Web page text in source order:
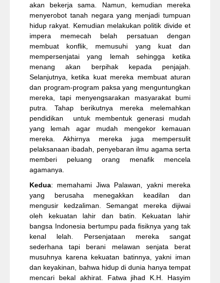
akan bekerja sama. Namun, kemudian mereka
menyerobot tanah negara yang menjadi tumpuan
hidup rakyat. Kemudian melakukan politik divide et
impera memecah belah persatuan dengan
membuat konflik, memusuhi yang kuat dan
mempersenjatai yang lemah sehingga ketika
menang akan berpihak kepada penjajah.
Selanjutnya, ketika kuat mereka membuat aturan
dan program-program paksa yang menguntungkan
mereka, tapi menyengsarakan masyarakat bumi
putra. Tahap berikutnya mereka melemahkan
pendidikan untuk membentuk generasi mudah
yang lemah agar mudah mengekor kemauan
mereka. Akhirnya mereka juga mempersulit
pelaksanaan ibadah, penyebaran ilmu agama serta
memberi peluang orang menafik mencela
agamanya.
Kedua: memahami Jiwa Palawan, yakni mereka
yang berusaha menegakkan keadilan dan
mengusir kedzaliman. Semangat mereka dijiwai
oleh kekuatan lahir dan batin. Kekuatan lahir
bangsa Indonesia bertumpu pada fisiknya yang tak
kenal lelah. Persenjataan mereka sangat
sederhana tapi berani melawan senjata berat
musuhnya karena kekuatan batinnya, yakni iman
dan keyakinan, bahwa hidup di dunia hanya tempat
mencari bekal akhirat. Fatwa jihad K.H. Hasyim